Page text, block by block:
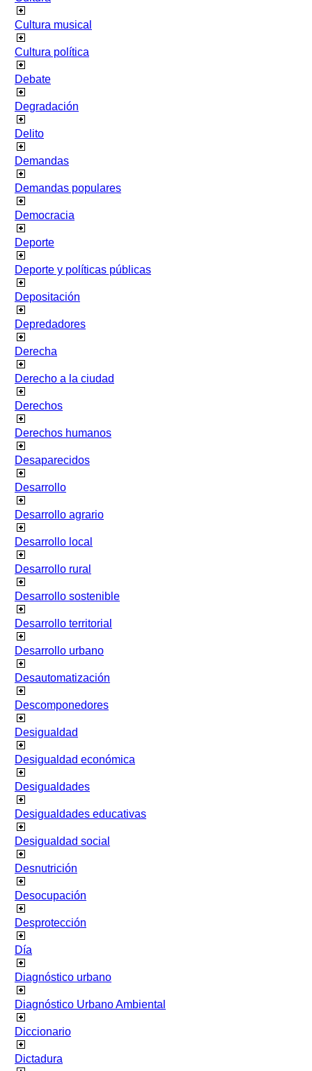
Cultura musical
Cultura política
Debate
Degradación
Delito
Demandas
Demandas populares
Democracia
Deporte
Deporte y políticas públicas
Depositación
Depredadores
Derecha
Derecho a la ciudad
Derechos
Derechos humanos
Desaparecidos
Desarrollo
Desarrollo agrario
Desarrollo local
Desarrollo rural
Desarrollo sostenible
Desarrollo territorial
Desarrollo urbano
Desautomatización
Descomponedores
Desigualdad
Desigualdad económica
Desigualdades
Desigualdades educativas
Desigualdad social
Desnutrición
Desocupación
Desprotección
Día
Diagnóstico urbano
Diagnóstico Urbano Ambiental
Diccionario
Dictadura